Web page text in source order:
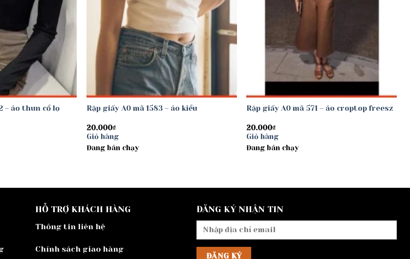
– áo thun cổ lọ Rập giấy A0 mã 1583 – áo kiểu
20.000₫
Giỏ hàng
Đang bán chạy
Rập giấy A0 mã 571 – áo croptop freesz
20.000₫
Giỏ hàng
Đang bán chạy
HỖ TRỢ KHÁCH HÀNG
Thông tin liên hệ
Chính sách giao hàng
ĐĂNG KÝ NHẬN TIN